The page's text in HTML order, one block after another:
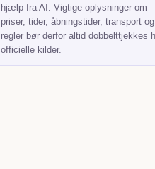
hjælp fra AI. Vigtige oplysninger om
priser, tider, åbningstider, transport og
regler bør derfor altid dobbelttjekkes
officielle kilder.